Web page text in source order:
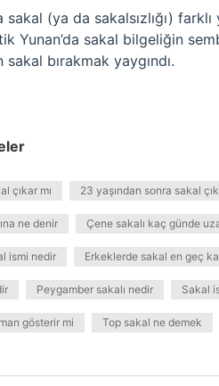
sakal (ya da sakalsızlığı)
Yunan’da sakal bilgeliğin
sakal bırakmak yaygındı.
çıkar mı 23 yaşından sonra sakal
ne denir Çene sakalı kaç günde
ismi nedir Erkeklerde sakal en geç
Peygamber sakalı nedir Sakal
gösterir mi Top sakal ne demek